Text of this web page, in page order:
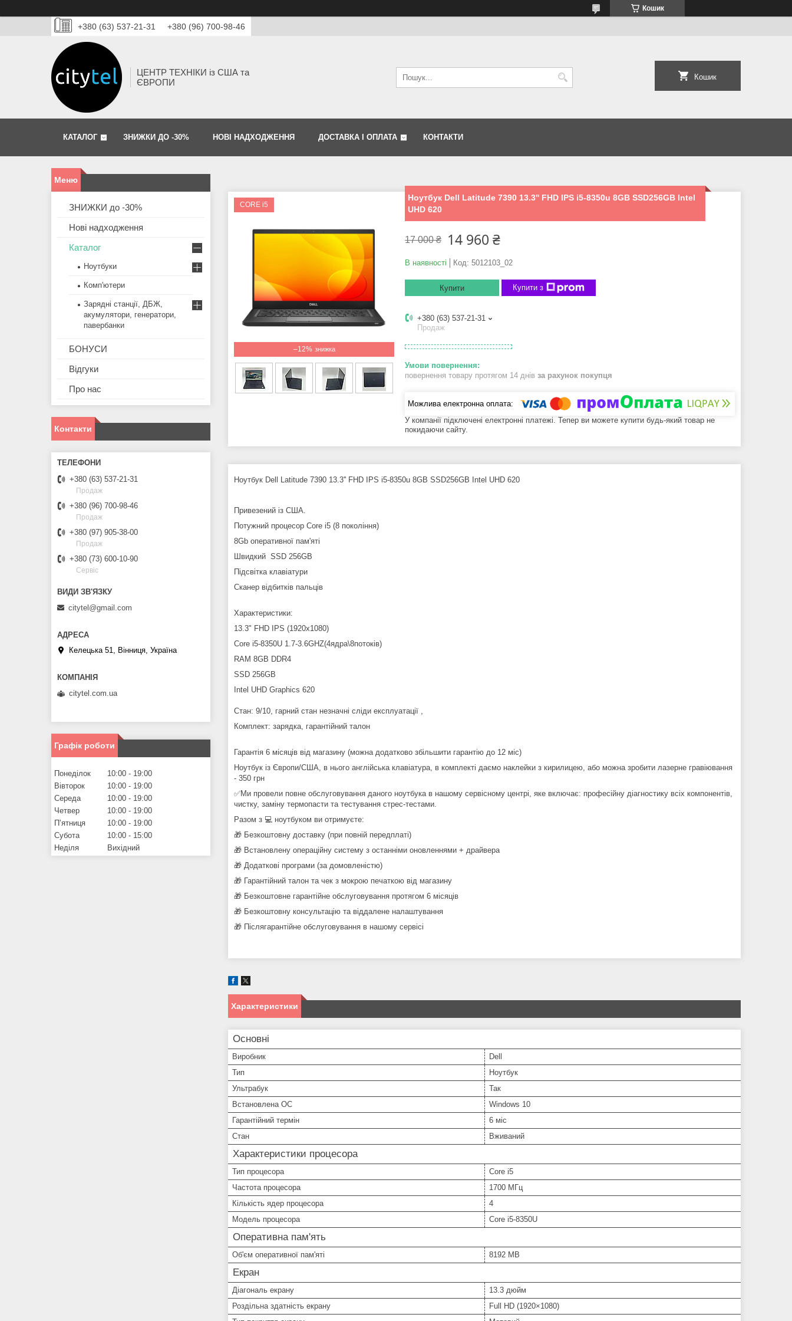
Кошик
+380 (63) 537-21-31 +380 (96) 700-98-46
ЦЕНТР ТЕХНІКИ із США та
ЄВРОПИ
Кошик
КАТАЛОГ ЗНИЖКИ ДО -30% НОВІ НАДХОДЖЕННЯ ДОСТАВКА І ОПЛАТА КОНТАКТИ
–12%
CORE i5
Ноутбук Dell Latitude 7390 13.3'' FHD IPS i5-8350u 8GB SSD256GB Intel
UHD 620
17 000 ₴ 14 960 ₴
В наявності Код: 5012103_02
Купити Купити з
+380 (63) 537-21-31
Продаж
повернення товару протягом 14 днів за рахунок покупця
У компанії підключені електронні платежі. Тепер ви можете купити будь-який товар не
покидаючи сайту.
Ноутбук Dell Latitude 7390 13.3'' FHD IPS i5-8350u 8GB SSD256GB Intel UHD 620
Привезений із США.
Потужний процесор Core i5 (8 покоління)
8Gb оперативної пам'яті
Швидкий SSD 256GB
Підсвітка клавіатури
Сканер відбитків пальців
Характеристики:
13.3" FHD IPS (1920х1080)
Core i5-8350U 1.7-3.6GHZ(4ядра\8потоків)
RAM 8GB DDR4
SSD 256GB
Intel UHD Graphics 620
Стан: 9/10, гарний стан незначні сліди експлуатації ,
Комплект: зарядка, гарантійний талон
Гарантія 6 місяців від магазину (можна додатково збільшити гарантію до 12 міс)
Ноутбук із Європи/США, в нього англійська клавіатура, в комплекті даємо наклейки з кирилицею, або можна зробити лазерне гравіювання
- 350 грн
✅Ми провели повне обслуговування даного ноутбука в нашому сервісному центрі, яке включає: професійну діагностику всіх компонентів,
чистку, заміну термопасти та тестування стрес-тестами.
Разом з 💻 ноутбуком ви отримуєте:
🎁 Безкоштовну доставку (при повній передплаті)
🎁 Встановлену операційну систему з останніми оновленнями + драйвера
🎁 Додаткові програми (за домовленістю)
🎁 Гарантійний талон та чек з мокрою печаткою від магазину
🎁 Безкоштовне гарантійне обслуговування протягом 6 місяців
🎁 Безкоштовну консультацію та віддалене налаштування
🎁 Післягарантійне обслуговування в нашому сервісі
Характеристики
Основні
Виробник
Dell
Тип
Ноутбук
Ультрабук
Так
Встановлена ОС
Windows 10
Гарантійний термін
6 міс
Стан
Вживаний
Характеристики процесора
Тип процесора
Core i5
Частота процесора
1700 МГц
Кількість ядер процесора
4
Модель процесора
Core i5-8350U
Оперативна пам'ять
Об'єм оперативної пам'яті 8192 MB
Екран
Діагональ екрану
13.3 дюйм
Роздільна здатність екрану
Full HD (1920×1080)
ЗНИЖКИ до -30%
Нові надходження
Каталог
Ноутбуки
Комп'ютери
Зарядні станції, ДБЖ,
акумулятори, генератори,
павербанки
БОНУСИ
Відгуки
Про нас
Контакти
+380 (63) 537-21-31
Продаж
+380 (96) 700-98-46
Продаж
+380 (97) 905-38-00
Продаж
+380 (73) 600-10-90
Сервіс
citytel@gmail.com
Келецька 51, Вінниця, Україна
citytel.com.ua
Графік роботи
Понеділок 10:00
19:00
Вівторок
10:00
19:00
Середа
10:00
19:00
Четвер
10:00
19:00
Пʼятниця
10:00
19:00
Субота
10:00
15:00
Неділя
Вихідний